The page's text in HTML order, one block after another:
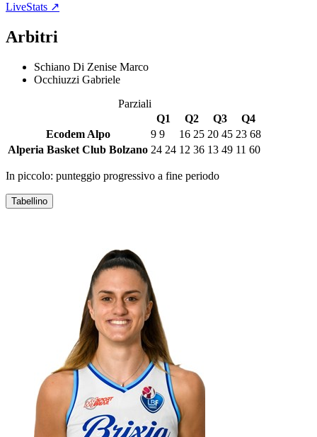
LiveStats ↗
Arbitri
Schiano Di Zenise Marco
Occhiuzzi Gabriele
Parziali
Q1
Q2 Q3
Q4
Ecodem Alpo
9 9 16 25 20 45 23 68
Alperia Basket Club Bolzano 24 24 12 36 13 49 11 60
In piccolo: punteggio progressivo a fine periodo
Tabellino